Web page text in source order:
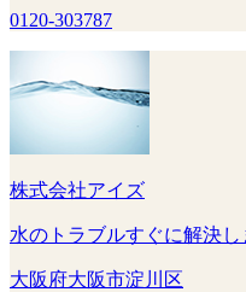
0120-303787
株式会社アイズ
水のトラブルすぐに解決し
大阪府大阪市淀川区